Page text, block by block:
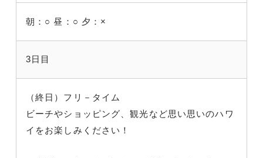
朝：○ 昼：○ 夕：×
3日目
（終日）フリ－タイム
ビーチやショッピング、観光など思い思いのハワ
イをお楽しみください！